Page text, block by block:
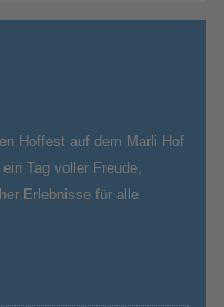
Hoffest auf dem Marli Hof
Tag voller Freude,
Erlebnisse für alle